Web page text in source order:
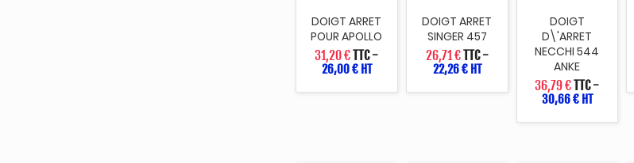
DOIGT ARRET
POUR APOLLO
31,20 €TTC-
26,00 € HT
DOIGT ARRET
SINGER 457
26,71 €TTC-
22,26 € HT
DOIGT
D\'ARRET
NECCHI 544
ANKE
36,79 €TTC-
30,66 € HT